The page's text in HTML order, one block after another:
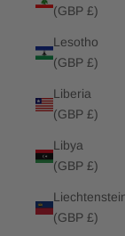
(GBP £)
Lesotho
(GBP £)
Liberia
(GBP £)
Libya
(GBP £)
(GBP £)